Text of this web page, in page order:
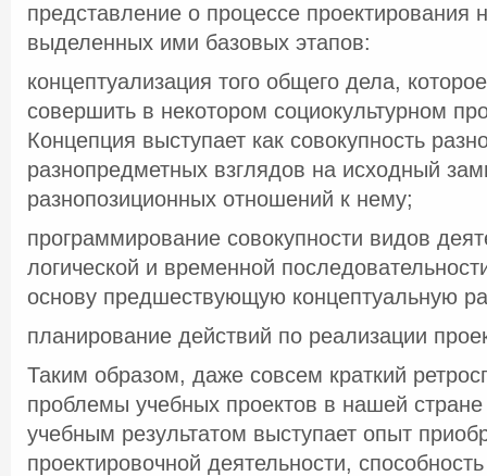
представление о процессе проектирования
выделенных ими базовых этапов:
концептуализация того общего дела,
совершить в некотором социокультурном
Концепция выступает как совокупность
разнопредметных взглядов на исходный
разнопозиционных отношений к нему;
программирование совокупности видов
логической и временной
основу предшествующую концептуальную
планирование действий по реализации
Таким образом, даже совсем краткий
проблемы учебных проектов в нашей стране
учебным результатом выступает опыт
проектировочной деятельности,